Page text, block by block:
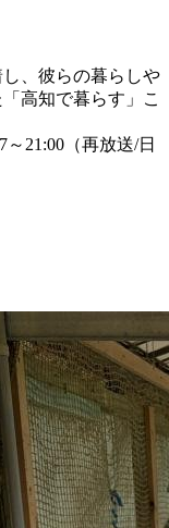
、彼らの暮らしや
高知で暮らす」こ
21:00（再放送/日